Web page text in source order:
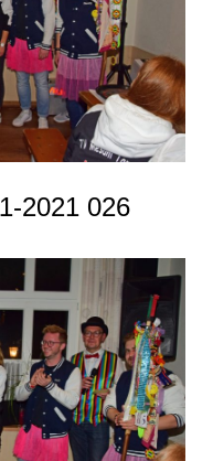
2021 026